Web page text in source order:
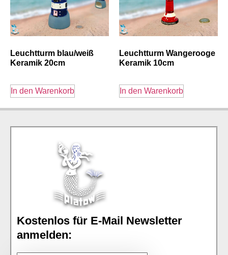
Leuchtturm blau/weiß
Keramik 20cm
In den Warenkorb
Leuchtturm Wangerooge
Keramik 10cm
In den Warenkorb
Kostenlos für E-Mail Newsletter
anmelden: